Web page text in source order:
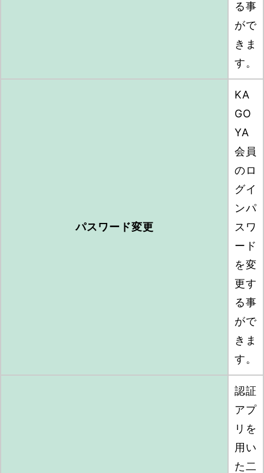
る事
がで
きま
す。
パスワード変更
KA
GO
YA
会員
のロ
グイ
ンパ
スワ
ード
を変
更す
る事
がで
きま
す。
認証
アプ
リを
用い
た二